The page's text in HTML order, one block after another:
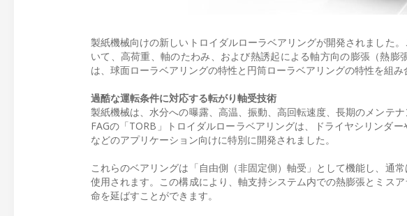
製紙機械向けの新しいトロイダルローラベアリングが開発されました
いて、高荷重、軸のたわみ、および熱誘起による軸方向の膨張（熱
は、球面ローラベアリングの特性と円筒ローラベアリングの特性を組
過酷な運転条件に対応する転がり軸受技術
製紙機械は、水分への曝露、高温、振動、高回転速度、長期のメンテ
FAGの「TORB」トロイダルローラベアリングは、ドライヤシリンダ
などのアプリケーション向けに特別に開発されました。
これらのベアリングは「自由側（非固定側）軸受」として機能し、通
使用されます。この構成により、軸支持システム内での熱膨張とミス
命を延ばすことができます。